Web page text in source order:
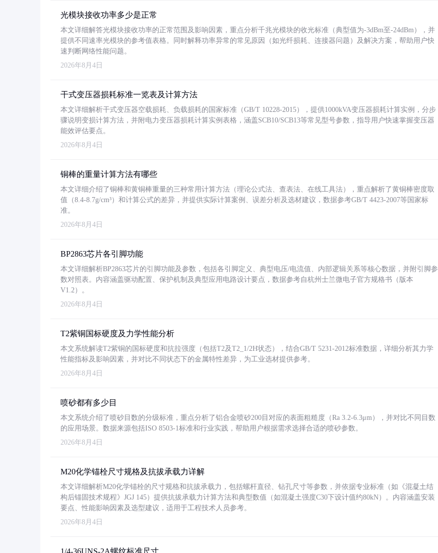
光模块接收功率多少是正常
本文详细解答光模块接收功率的正常范围及影响因素，重点分析千兆光模块的收光标准（典型值为-3dBm至-24dBm），并
提供不同速率光模块的参考值表格。同时解释功率异常的常见原因（如光纤损耗、连接器问题）及解决方案，帮助用户快
速判断网络性能问题。
2026年8月4日
干式变压器损耗标准一览表及计算方法
本文详细解析干式变压器空载损耗、负载损耗的国家标准（GB/T 10228-2015），提供1000kVA变压器损耗计算实例，分步
骤说明变损计算方法，并附电力变压器损耗计算实例表格，涵盖SCB10/SCB13等常见型号参数，指导用户快速掌握变压器
能效评估要点。
2026年8月4日
铜棒的重量计算方法有哪些
本文详细介绍了铜棒和黄铜棒重量的三种常用计算方法（理论公式法、查表法、在线工具法），重点解析了黄铜棒密度取
值（8.4-8.7g/cm³）和计算公式的差异，并提供实际计算案例、误差分析及选材建议，数据参考GB/T 4423-2007等国家标
准。
2026年8月4日
BP2863芯片各引脚功能
本文详细解析BP2863芯片的引脚功能及参数，包括各引脚定义、典型电压/电流值、内部逻辑关系等核心数据，并附引脚参
数对照表。内容涵盖驱动配置、保护机制及典型应用电路设计要点，数据参考自杭州士兰微电子官方规格书（版本
V1.2）。
2026年8月4日
T2紫铜国标硬度及力学性能分析
本文系统解读T2紫铜的国标硬度和抗拉强度（包括T2及T2_1/2H状态），结合GB/T 5231-2012标准数据，详细分析其力学
性能指标及影响因素，并对比不同状态下的金属特性差异，为工业选材提供参考。
2026年8月4日
喷砂都有多少目
本文系统介绍了喷砂目数的分级标准，重点分析了铝合金喷砂200目对应的表面粗糙度（Ra 3.2-6.3μm），并对比不同目数
的应用场景。数据来源包括ISO 8503-1标准和行业实践，帮助用户根据需求选择合适的喷砂参数。
2026年8月4日
M20化学锚栓尺寸规格及抗拔承载力详解
本文详细解析M20化学锚栓的尺寸规格和抗拔承载力，包括螺杆直径、钻孔尺寸等参数，并依据专业标准（如《混凝土结
构后锚固技术规程》JGJ 145）提供抗拔承载力计算方法和典型数值（如混凝土强度C30下设计值约80kN）。内容涵盖安装
要点、性能影响因素及选型建议，适用于工程技术人员参考。
2026年8月4日
1/4-36UNS-2A螺纹标准尺寸